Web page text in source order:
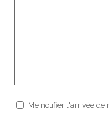
Me notifier l'arrivée